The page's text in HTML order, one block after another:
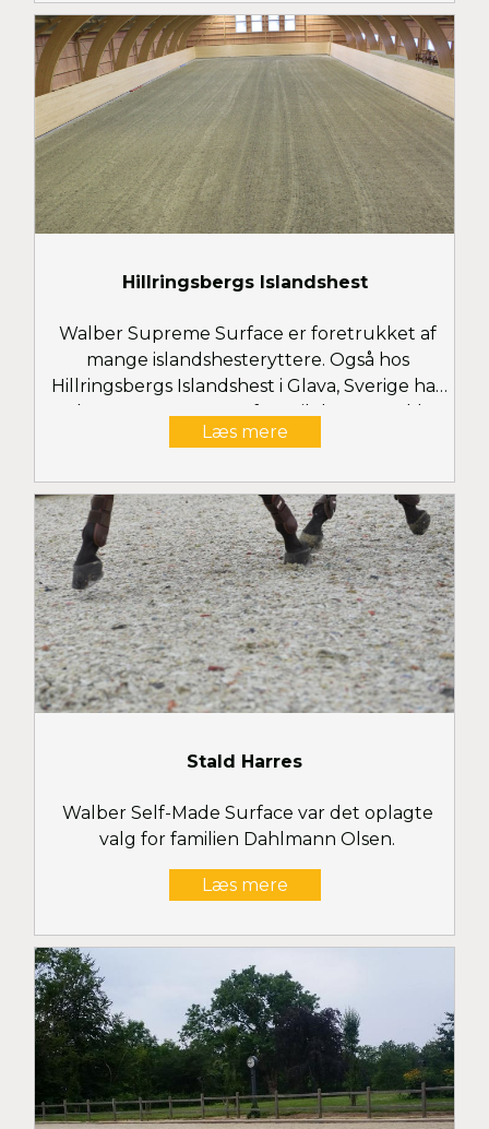
Hillringsbergs Islandshest
Walber Supreme Surface er foretrukket af
mange islandshesteryttere. Også hos
Hillringsbergs Islandshest i Glava, Sverige har
valgt en Supreme Surface til deres smukke
ridehal
Læs mere
Stald Harres
Walber Self-Made Surface var det oplagte
valg for familien Dahlmann Olsen.
Læs mere